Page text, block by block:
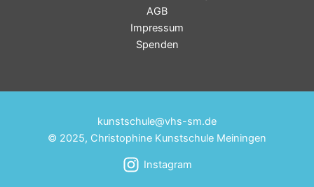
AGB
Impressum
Spenden
kunstschule@vhs-sm.de
© 2025, Christophine Kunstschule Meiningen
Instagram